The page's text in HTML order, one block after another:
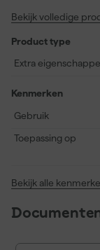
efficiënt
uiteenlopende
direct een
primer is altijd iets
Bekijk volledige
Product type
Extra
Kenmerken
Gebruik
Toepassing op
Bekijk alle